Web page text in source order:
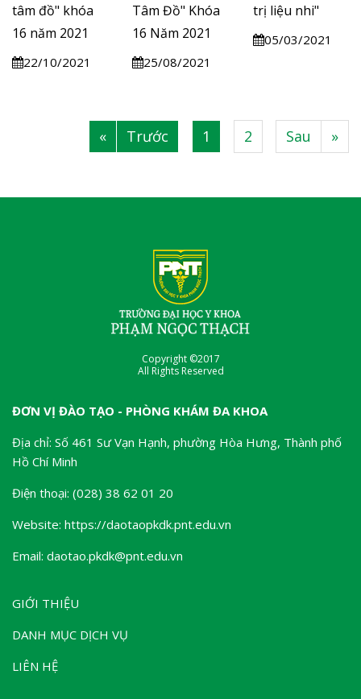
tâm đồ" khóa
16 năm 2021
22/10/2021
Tâm Đồ" Khóa
16 Năm 2021
25/08/2021
trị liệu nhi"
05/03/2021
« Trước 1 2 Sau »
Copyright ©2017
All Rights Reserved
ĐƠN VỊ ĐÀO TẠO - PHÒNG KHÁM ĐA KHOA
Địa chỉ: Số 461 Sư Vạn Hạnh, phường Hòa Hưng, Thành phố
Hồ Chí Minh
Điện thoại: (028) 38 62 01 20
Website: https://daotaopkdk.pnt.edu.vn
Email: daotao.pkdk@pnt.edu.vn
GIỚI THIỆU
DANH MỤC DỊCH VỤ
LIÊN HỆ